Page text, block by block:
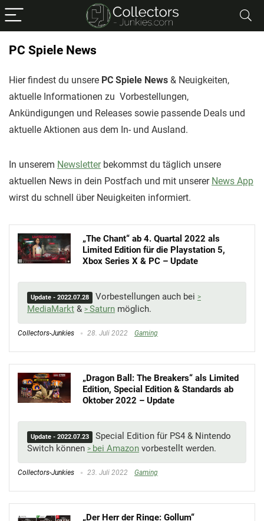
PC Spiele News
Hier findest du unsere PC Spiele News & Neuigkeiten,
aktuelle Informationen zu Vorbestellungen,
Ankündigungen und Releases sowie passende Deals und
aktuelle Aktionen aus dem In- und Ausland.
In unserem Newsletterbekommst du täglich unsere
aktuellen News in dein Postfach und mit unserer News App
wirst du schnell über Neuigkeiten informiert.
„The Chant“ ab 4. Quartal 2022 als
Limited Edition für die Playstation 5,
Xbox Series X & PC – Update
Update - 2022.07.28
Vorbestellungen auch bei
MediaMarkt & Saturn möglich.
Collectors-Junkies 28. Juli 2022 Gaming
„Dragon Ball: The Breakers“ als Limited
Edition, Special Edition & Standards ab
Oktober 2022 – Update
Update - 2022.07.23
Special Edition für PS4 & Nintendo
Switch können
bei Amazon vorbestellt werden.
Collectors-Junkies 23. Juli 2022 Gaming
„Der Herr der Ringe: Gollum“